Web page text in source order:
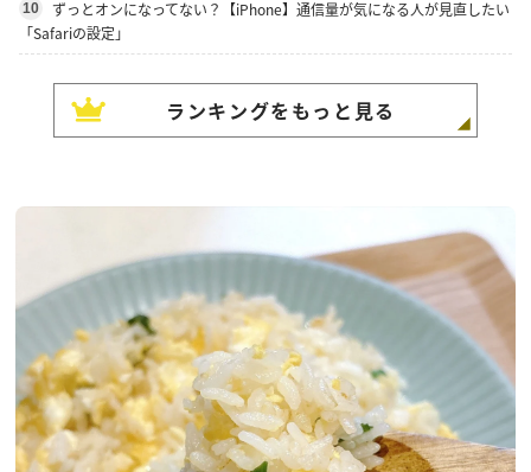
10
ずっとオンになってない？【iPhone】通信量が気になる人が見直したい
「Safariの設定」
ランキングをもっと見る